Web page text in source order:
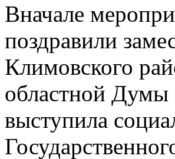
Вначале
поздравили
Климовского
областной Думы
выступила